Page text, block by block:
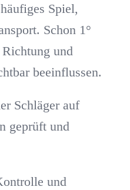
Spiel,
Schon 1°
und
beeinflussen.
Schläger auf
geprüft und
und